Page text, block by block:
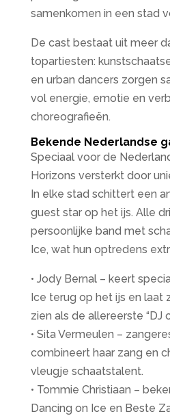
samenkomen in een stad
De cast bestaat uit meer
topartiesten:
en urban dancers zorgen
vol energie, emotie en
choreografieën.
Bekende Nederlandse
Speciaal voor de
Horizons versterkt door
In elke stad schittert een
guest star op het ijs. Alle
persoonlijke band met
Ice, wat hun optredens
• Jody Bernal – keert
Ice terug op het ijs en laat
zien als de allereerste “DJ
• Sita Vermeulen –
combineert haar zang en
vleugje schaatstalent.
• Tommie Christiaan –
Dancing on Ice en Beste